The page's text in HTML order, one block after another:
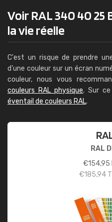
Voir RAL 340 40
la vie réelle
C'est un risque de prendre
d'une couleur sur un écran
couleur, nous vous
couleurs RAL physique. Sur
éventail de couleurs RAL.
RAL
€154,95
€185,94